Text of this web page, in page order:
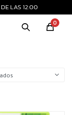
LAS 12:00
0
MI CUENTA